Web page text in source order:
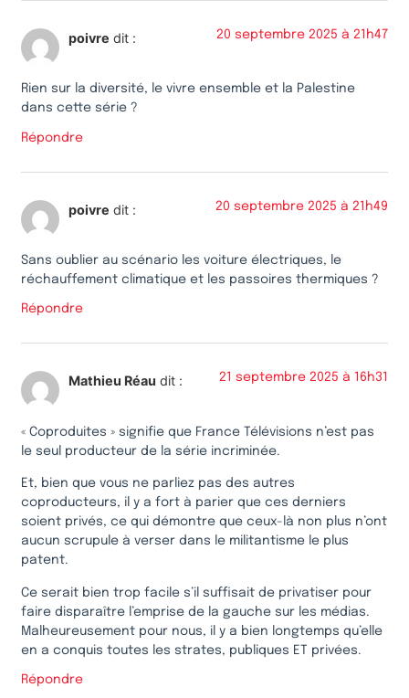
poivre dit : 20 septembre 2025 à 21h47
Rien sur la diversité, le vivre ensemble et la Palestine
dans cette série ?
Répondre
poivre dit : 20 septembre 2025 à 21h49
Sans oublier au scénario les voiture électriques, le
réchauffement climatique et les passoires thermiques ?
Répondre
Mathieu Réau dit : 21 septembre 2025 à 16h31
« Coproduites » signifie que France Télévisions n’est pas
le seul producteur de la série incriminée.
Et, bien que vous ne parliez pas des autres
coproducteurs, il y a fort à parier que ces derniers
soient privés, ce qui démontre que ceux-là non plus n’ont
aucun scrupule à verser dans le militantisme le plus
patent.
Ce serait bien trop facile s’il suffisait de privatiser pour
faire disparaître l’emprise de la gauche sur les médias.
Malheureusement pour nous, il y a bien longtemps qu’elle
en a conquis toutes les strates, publiques ET privées.
Répondre